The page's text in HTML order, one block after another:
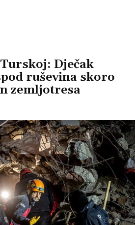
Dječak
ruševina skoro
zemljotresa